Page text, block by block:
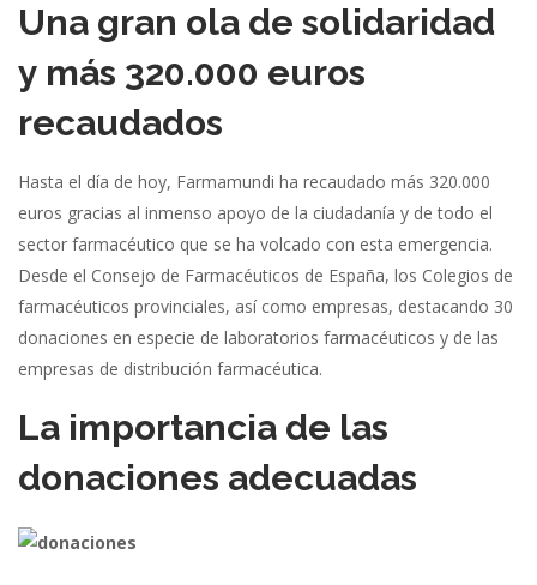
Una gran ola de solidaridad
y más 320.000 euros
recaudados
Hasta el día de hoy, Farmamundi ha recaudado más 320.000
euros gracias al inmenso apoyo de la ciudadanía y de todo el
sector farmacéutico que se ha volcado con esta emergencia.
Desde el Consejo de Farmacéuticos de España, los Colegios de
farmacéuticos provinciales, así como empresas, destacando 30
donaciones en especie de laboratorios farmacéuticos y de las
empresas de distribución farmacéutica.
La importancia de las
donaciones adecuadas